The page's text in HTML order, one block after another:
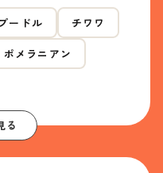
ードル チワワ
ポメラニアン
る